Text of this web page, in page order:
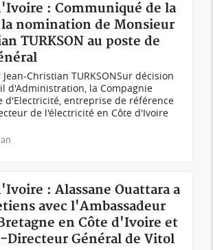
: Communiqué de la
nomination de Monsieur
TURKSON au poste de
Christian TURKSONSur décision
d'Administration, la Compagnie
d'Electricité, entreprise de référence
de l'électricité en Côte d'Ivoire
: Alassane Ouattara a
avec l'Ambassadeur
en Côte d'Ivoire et
Directeur Général de Vitol